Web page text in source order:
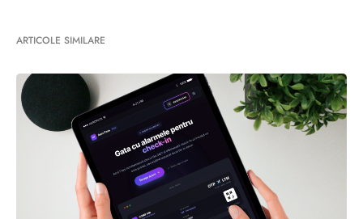
ARTICOLE SIMILARE